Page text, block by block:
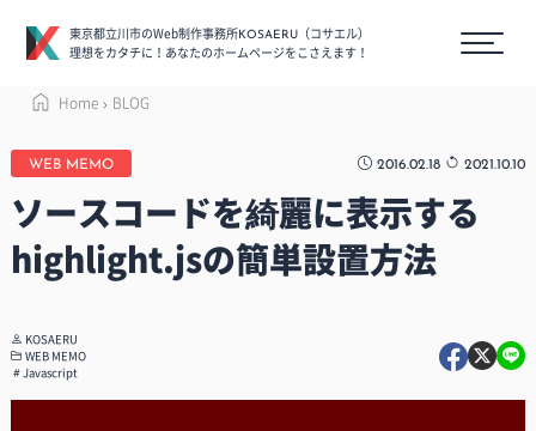
東京都立川市のWeb制作事務所KOSAERU
（コサエル）
理想をカタチに！あなたのホームページをこさえます！
Home BLOG
WEB MEMO 2016.02.18 2021.10.10
ソースコードを綺麗に表示する
highlight.jsの簡単設置方法
KOSAERU
WEB MEMO
Javascript